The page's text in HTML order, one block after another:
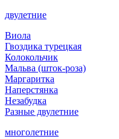
двулетние
Виола
Гвоздика турецкая
Колокольчик
Мальва (шток-роза)
Маргаритка
Наперстянка
Незабудка
Разные двулетние
многолетние